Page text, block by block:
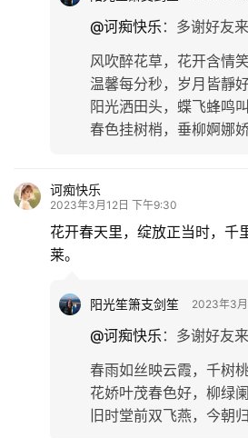
@诃痴快乐 ： 多谢好友
风吹醉花草，花开含情笑
温馨每分秒，岁月皆靜好
阳光洒田头，蝶飞蜂鸣叫
春色挂树梢，垂柳婀娜娇
诃痴快乐
2023年3月12日 下午9:30
花开春天里，绽放正当时，千
莱。
阳光笙箫支剑笙 2023年3
@诃痴快乐 ： 多谢好友
春雨如丝映云霞，千树
花娇叶茂春色好，柳绿
旧时堂前双飞燕，今朝